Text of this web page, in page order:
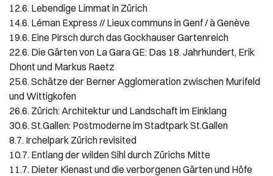
12.6. Lebendige Limmat in Zürich
14.6. Léman Express // Lieux communs in Genf / à Genève
19.6. Eine Pirsch durch das Gockhauser Gartenreich
22.6. Die Gärten von La Gara GE: Das 18. Jahrhundert, Erik
Dhont und Markus Raetz
25.6. Schätze der Berner Agglomeration zwischen Murifeld
und Wittigkofen
26.6. Zürich: Architektur und Landschaft im Einklang
30.6. St.Gallen: Postmoderne im Stadtpark St.Gallen
8.7. Irchelpark Zürich revisited
10.7. Entlang der wilden Sihl durch Zürichs Mitte
11.7. Dieter Kienast und die verborgenen Gärten und Höfe